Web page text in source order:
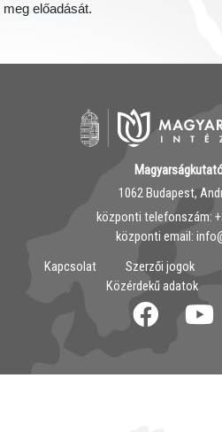
meg előadását.
1062 Budapest,
központi telefonszám:
központi email:
Kapcsolat
Szerzői jogok
Közérdekű adatok